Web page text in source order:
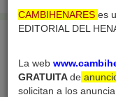
CAMBIHENARES es
EDITORIAL DEL
La web
GRATUITAde
solicitan a los
Inicio Usuarios